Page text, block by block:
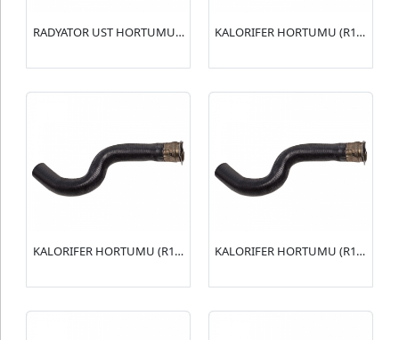
RADYATOR UST HORTUMU (R15148) 406 2.0 16V(1343.R4) KALORIFER HORTUMU (R15149) 406 2.0 16V(6464.VZ)
KALORIFER HORTUMU (R15146) XSARA I 1.6(6464.QT) KALORIFER HORTUMU (R15145) 306 1.6(6464.A1)